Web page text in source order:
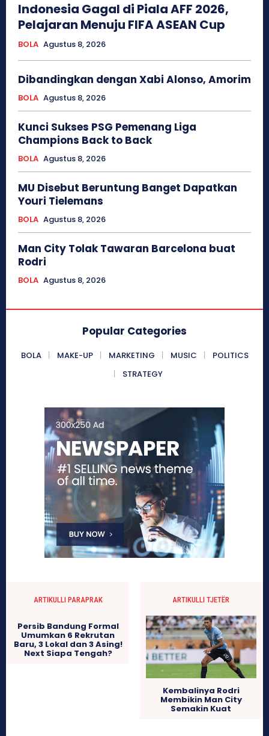
Indonesia Gagal di Piala AFF 2026,
Pelajaran Menuju FIFA ASEAN Cup
BOLA Agustus 8, 2026
Dibandingkan dengan Xabi Alonso, Amorim
BOLA Agustus 8, 2026
Kunci Sukses PSG Pemenang Liga
Champions Back to Back
BOLA Agustus 8, 2026
MU Disebut Beruntung Banget Dapatkan
Youri Tielemans
BOLA Agustus 8, 2026
Man City Tolak Tawaran Barcelona buat
Rodri
BOLA Agustus 8, 2026
Popular Categories
BOLA MAKE-UP MARKETING MUSIC
POLITICS
STRATEGY
ARTIKULLI PARAPRAK
Persib Bandung Formal
Umumkan 6 Rekrutan
Baru, 3 Lokal dan 3 Asing!
Next Siapa Tengah?
ARTIKULLI TJETËR
Kembalinya Rodri
Membikin Man City
Semakin Kuat